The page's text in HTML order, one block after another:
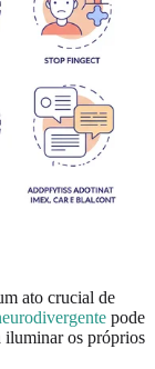
ato crucial de
pode
iluminar os próprios